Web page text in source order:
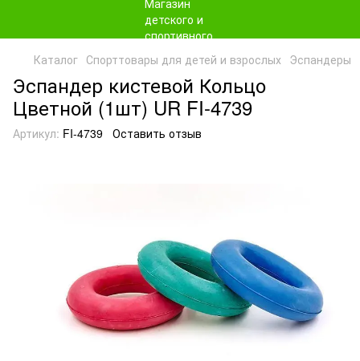
Каталог Спорттовары для детей и взрослых Эспандеры
Эспандер кистевой Кольцо
Цветной (1шт) UR FI-4739
Артикул: FI-4739 Оставить отзыв